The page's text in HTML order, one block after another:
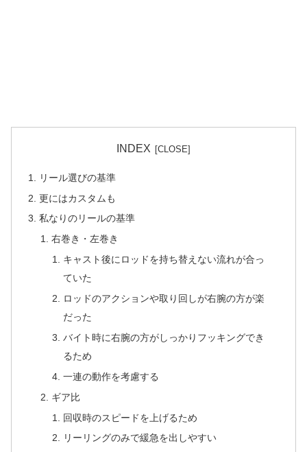
INDEX
リール選びの基準
更にはカスタムも
私なりのリールの基準
右巻き・左巻き
キャスト後にロッドを持ち替えない流れが合っ
ていた
ロッドのアクションや取り回しが右腕の方が楽
だった
バイト時に右腕の方がしっかりフッキングでき
るため
一連の動作を考慮する
ギア比
回収時のスピードを上げるため
リーリングのみで緩急を出しやすい